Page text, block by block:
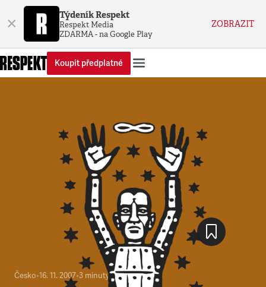
× Týdeník Respekt
Respekt Media
ZDARMA - na Google Play
ZOBRAZIT
Koupit předplatné
Česko•16. 11. 2007•3 minuty